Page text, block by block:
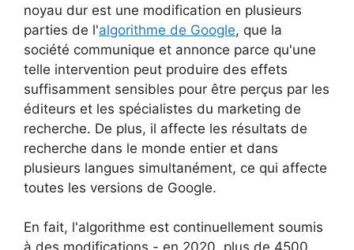
noyau dur est une modification en plusieurs
parties de l'algorithme de Google, que la
société communique et annonce parce qu'une
telle intervention peut produire des effets
suffisamment sensibles pour être perçus par les
éditeurs et les spécialistes du marketing de
recherche. De plus, il affecte les résultats de
recherche dans le monde entier et dans
plusieurs langues simultanément, ce qui affecte
toutes les versions de Google.
En fait, l'algorithme est continuellement soumis